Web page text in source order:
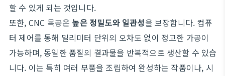
할 수 있게 되는 것입니다.
또한, CNC 목공은 높은 정밀도와 일관성을 보장합니다. 컴퓨
터 제어를 통해 밀리미터 단위의 오차도 없이 정교한 가공이
가능하며, 동일한 품질의 결과물을 반복적으로 생산할 수 있습
니다. 이는 특히 여러 부품을 조립하여 완성하는 작품이나, 시